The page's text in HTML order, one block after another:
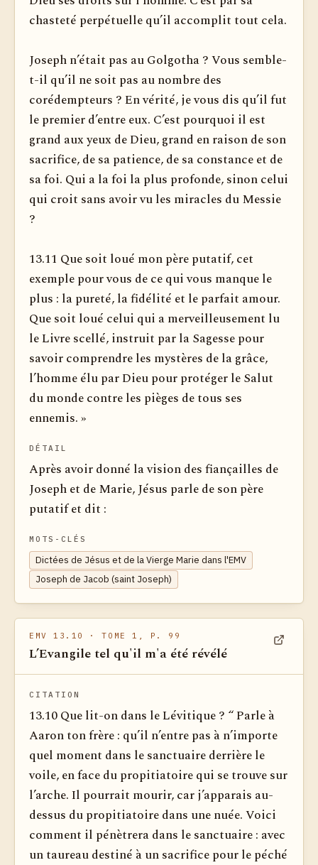
chasteté perpétuelle qu’il accomplit tout cela.
Joseph n’était pas au Golgotha ? Vous semble-
t-il qu’il ne soit pas au nombre des
corédempteurs ? En vérité, je vous dis qu’il fut
le premier d’entre eux. C’est pourquoi il est
grand aux yeux de Dieu, grand en raison de son
sacrifice, de sa patience, de sa constance et de
sa foi. Qui a la foi la plus profonde, sinon celui
qui croit sans avoir vu les miracles du Messie
?
13.11 Que soit loué mon père putatif, cet
exemple pour vous de ce qui vous manque le
plus : la pureté, la fidélité et le parfait amour.
Que soit loué celui qui a merveilleusement lu
le Livre scellé, instruit par la Sagesse pour
savoir comprendre les mystères de la grâce,
l’homme élu par Dieu pour protéger le Salut
du monde contre les pièges de tous ses
ennemis. »
DÉTAIL
Après avoir donné la vision des fiançailles de
Joseph et de Marie, Jésus parle de son père
putatif et dit :
MOTS-CLÉS
Dictées de Jésus et de la Vierge Marie dans l'EMV
Joseph de Jacob (saint Joseph)
EMV 13.10 · TOME 1, P. 99
L’Evangile tel qu'il m'a été révélé
CITATION
13.10 Que lit-on dans le Lévitique ? “ Parle à
Aaron ton frère : qu’il n’entre pas à n’importe
quel moment dans le sanctuaire derrière le
voile, en face du propitiatoire qui se trouve sur
l’arche. Il pourrait mourir, car j’apparais au-
dessus du propitiatoire dans une nuée. Voici
comment il pénètrera dans le sanctuaire : avec
un taureau destiné à un sacrifice pour le péché